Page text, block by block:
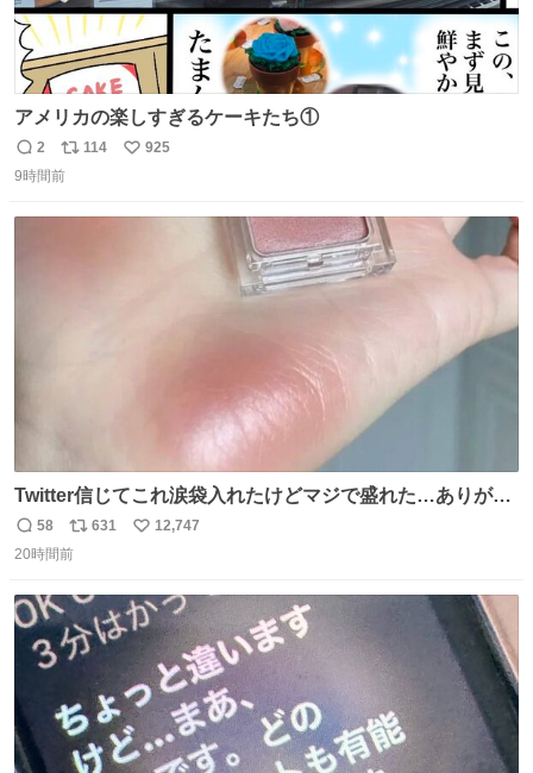
アメリカの楽しすぎるケーキたち①
返
信
2
リ
ポ
114
い
925
9時間前
Twitter信じてこれ涙袋入れたけどマジで盛れた…ありがと
う…
返
信
58
リ
ポ
ト
数
631
い
数
12,747
20時間前